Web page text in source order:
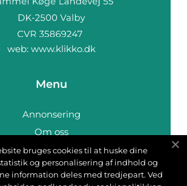
web: www.klikko.dk
Menu
Annonsering
Om oss
Cookies
Kontakta oss
bruges cookies til at huske dine
og personalisering af indhold og
information deles med tredjepart. Ved